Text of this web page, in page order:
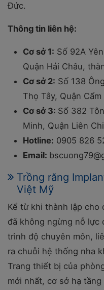
Đức.
Thông tin liên hệ:
Cơ sở 1: Số 92A
Quận Hải Châu,
Cơ sở 2: Số 138
Thọ Tây, Quận
Cơ sở 3: Số 382
Minh, Quận Liên
Hotline: 0905 826
Email:
Trồng răng
Việt Mỹ
Kể từ khi thành lập cho
đã không ngừng nỗ lực
trình độ chuyên môn,
ra chuỗi hệ thống nha
Trang thiết bị của
mới nhất, cơ sở hạ